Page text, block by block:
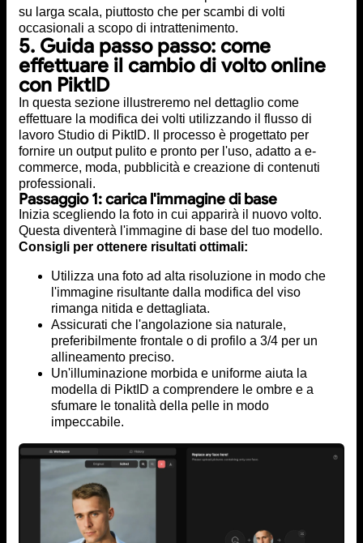
su larga scala, piuttosto che per scambi di volti
occasionali a scopo di intrattenimento.
5. Guida passo passo: come
effettuare il cambio di volto online
con PiktID
In questa sezione illustreremo nel dettaglio come
effettuare la modifica dei volti utilizzando il flusso di
lavoro Studio di PiktID. Il processo è progettato per
fornire un output pulito e pronto per l'uso, adatto a e-
commerce, moda, pubblicità e creazione di contenuti
professionali.
Passaggio 1: carica l'immagine di base
Inizia scegliendo la foto in cui apparirà il nuovo volto.
Questa diventerà l'immagine di base del tuo modello.
Consigli per ottenere risultati ottimali:
Utilizza una foto ad alta risoluzione in modo che
l'immagine risultante dalla modifica del viso
rimanga nitida e dettagliata.
Assicurati che l'angolazione sia naturale,
preferibilmente frontale o di profilo a 3/4 per un
allineamento preciso.
Un'illuminazione morbida e uniforme aiuta la
modella di PiktID a comprendere le ombre e a
sfumare le tonalità della pelle in modo
impeccabile.